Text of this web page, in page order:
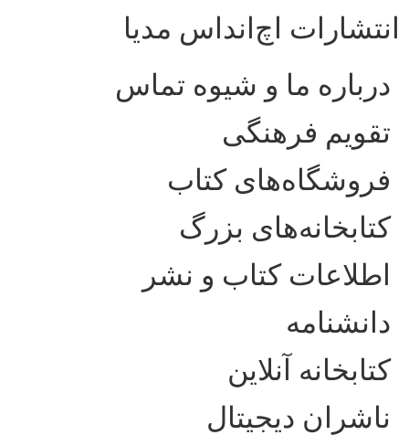
انتشارات اچ‌اند‌اس مدیا
درباره ما و شیوه تماس
تقویم فرهنگی
فروشگاه‌های کتاب
کتابخانه‌های بزرگ
اطلاعات کتاب و نشر
دانشنامه
کتابخانه آنلاین
ناشران دیجیتال